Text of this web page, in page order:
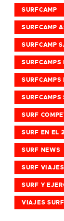
SURFCAMP
SURFCAMP
SURFCAMP
SURFCAMPS
SURFCAMPS
SURF
SURF EN EL
SURF NEWS
SURF VIAJES
SURF Y
VIAJES SURF